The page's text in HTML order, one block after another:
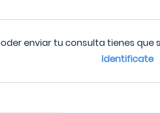
enviar tu consulta tienes que
Identificate